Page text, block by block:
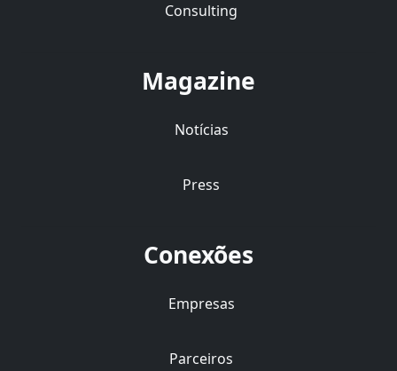
Consulting
Magazine
Notícias
Press
Conexões
Empresas
Parceiros